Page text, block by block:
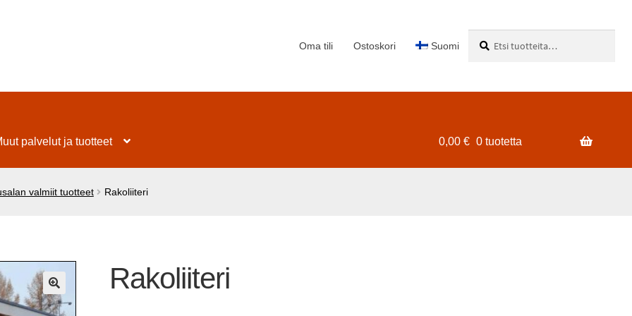
Oma tili Ostoskori Suomi
Haku
palvelut ja tuotteet 0,00€ 0 tuotetta
valmiit tuotteet Rakoliiteri
🔍
Rakoliiteri